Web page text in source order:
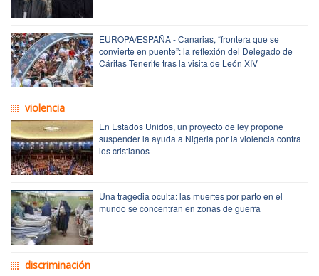
EUROPA/ESPAÑA - Canarias, “frontera que se
convierte en puente”: la reflexión del Delegado de
Cáritas Tenerife tras la visita de León XIV
violencia
En Estados Unidos, un proyecto de ley propone
suspender la ayuda a Nigeria por la violencia contra
los cristianos
Una tragedia oculta: las muertes por parto en el
mundo se concentran en zonas de guerra
discriminación